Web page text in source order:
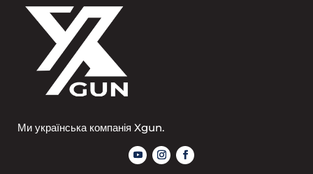
Ми українська компанія Xgun.